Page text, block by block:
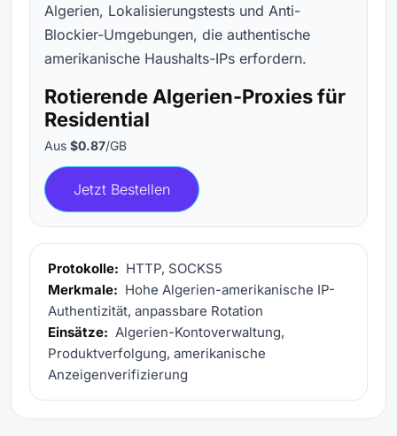
Algerien, Lokalisierungstests und Anti-
Blockier-Umgebungen, die authentische
amerikanische Haushalts-IPs erfordern.
Rotierende Algerien-Proxies für
Residential
Aus $0.87/GB
Jetzt Bestellen
Protokolle: HTTP, SOCKS5
Merkmale: Hohe Algerien-amerikanische IP-
Authentizität, anpassbare Rotation
Einsätze: Algerien-Kontoverwaltung,
Produktverfolgung, amerikanische
Anzeigenverifizierung